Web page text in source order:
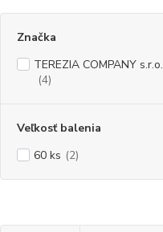
Značka
TEREZIA COMPANY s.r.o.
(4)
Veľkosť balenia
60 ks (2)